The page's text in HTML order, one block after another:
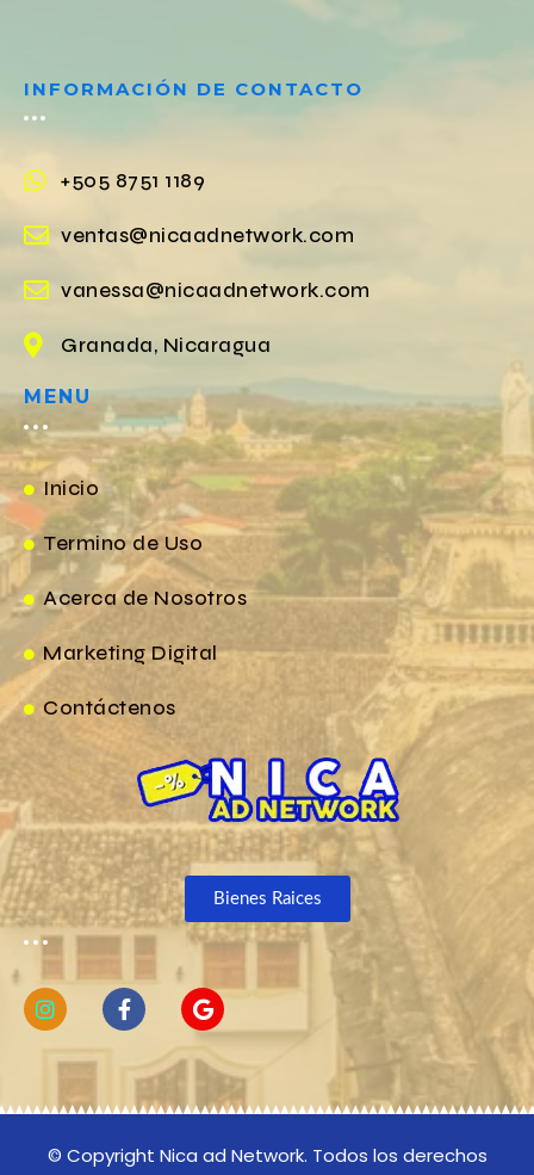
INFORMACIÓN DE CONTACTO
+505 8751 1189
ventas@nicaadnetwork.com
vanessa@nicaadnetwork.com
Granada, Nicaragua
MENU
Inicio
Termino de Uso
Acerca de Nosotros
Marketing Digital
Contáctenos
Bienes Raices
© Copyright Nica ad Network. Todos los derechos